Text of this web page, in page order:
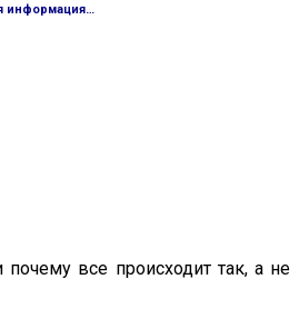
информация…
все происходит так, а не